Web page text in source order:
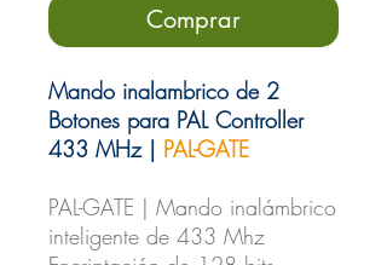
Comprar
Mando inalambrico de 2
Botones para PAL Controller
433 MHz | PAL-GATE
PAL-GATE | Mando inalámbrico
inteligente de 433 Mhz ​